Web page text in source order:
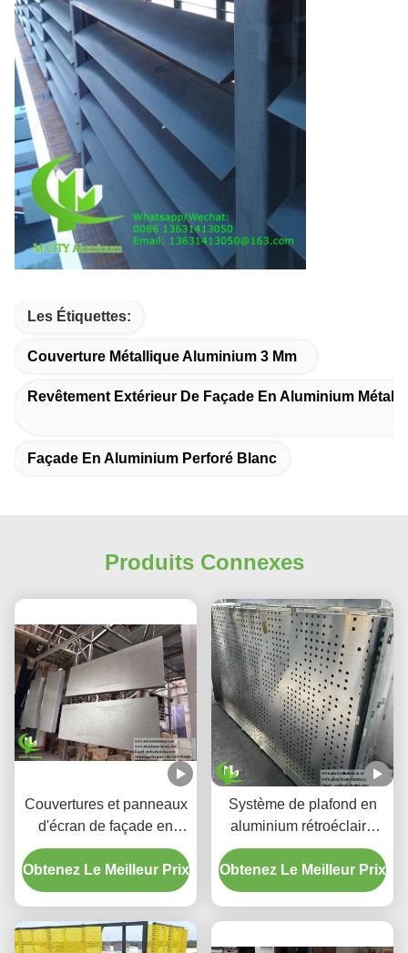
Les Étiquettes:
Couverture Métallique Aluminium 3 Mm
Revêtement Extérieur De Façade En Aluminium
Façade En Aluminium Perforé Blanc
Produits Connexes
Couvertures et panneaux
d'écran de façade en
aluminium perforé à
dégradé personnalisé
Obtenez Le Meilleur Prix
Système de plafond en
aluminium rétroéclairé
perforé personnalisé avec
boîtier LED intégré et
motifs de découpe laser
Obtenez Le Meilleur Prix